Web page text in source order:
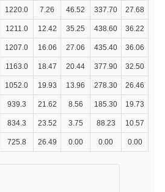
1220.0 7.26 46.52 337.70 27.68
1211.0 12.42 35.25 438.60 36.22
1207.0 16.06 27.06 435.40 36.06
1163.0 18.47 20.44 377.90 32.50
1052.0 19.93 13.96 278.30 26.46
939.3 21.62 8.56 185.30 19.73
834.3 23.52 3.75 88.23 10.57
725.8 26.49 0.00 0.00 0.00